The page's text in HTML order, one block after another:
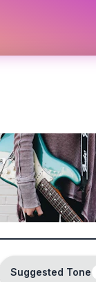
Suggested Tone